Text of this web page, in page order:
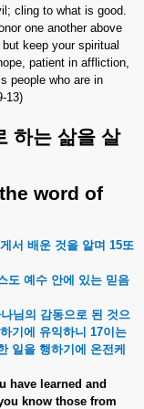
cling to what is good.
one another above
keep your spiritual
patient in affliction,
people who are in
13)
하는 삶을 살
word of
서 배운 것을 알며 15또
도 예수 안에 있는 믿음
님의 감동으로 된 것으
기에 유익하니 17이는
일을 행하기에 온전케
have learned and
know those from